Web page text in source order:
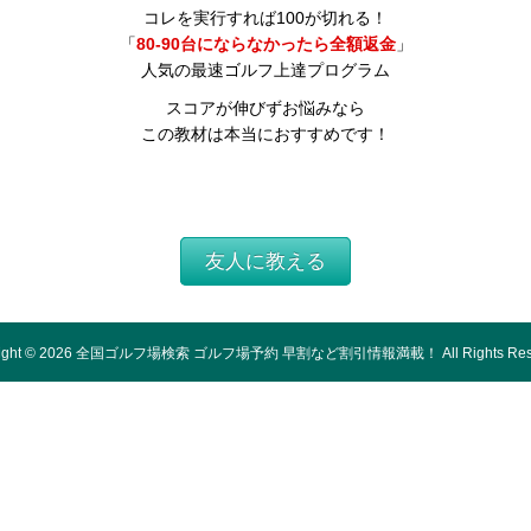
コレを実行すれば100が切れる！
「80-90台にならなかったら全額返金」
人気の最速ゴルフ上達プログラム
スコアが伸びずお悩みなら
この教材は本当におすすめです！
友人に教える
© 2026 全国ゴルフ場検索 ゴルフ場予約 早割など割引情報満載！ All Rights